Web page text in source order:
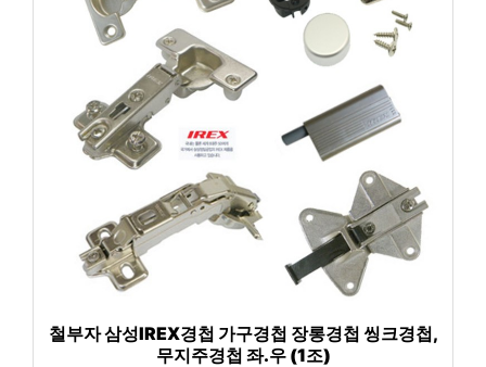
철부자 삼성IREX경첩 가구경첩 장롱경첩 씽크경첩,
무지주경첩 좌.우 (1조)